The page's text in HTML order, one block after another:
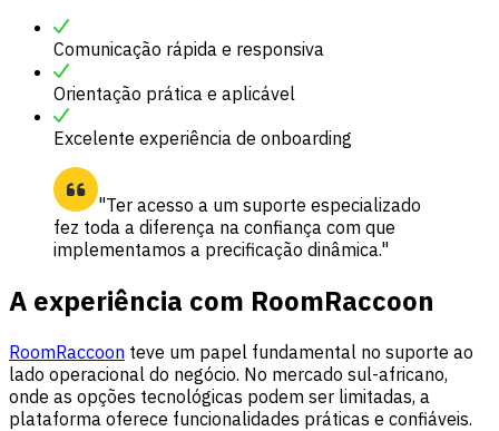
Comunicação rápida e responsiva
Orientação prática e aplicável
Excelente experiência de onboarding
"Ter acesso a um suporte especializado
fez toda a diferença na confiança com que
implementamos a precificação dinâmica."
A experiência com RoomRaccoon
RoomRaccoon teve um papel fundamental no suporte ao
lado operacional do negócio. No mercado sul-africano,
onde as opções tecnológicas podem ser limitadas, a
plataforma oferece funcionalidades práticas e confiáveis.